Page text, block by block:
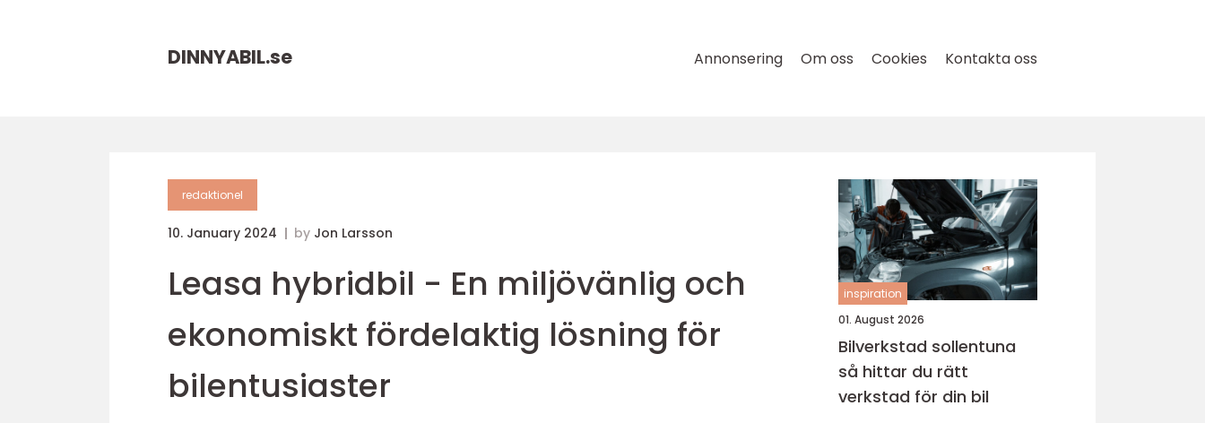
DINNYABIL.se Annonsering Om oss Cookies Kontakta oss
redaktionel
10. January 2024 by Jon Larsson
Leasa hybridbil - En miljövänlig och
ekonomiskt fördelaktig lösning för
bilentusiaster
inspiration
01. August 2026
Bilverkstad sollentuna
så hittar du rätt
verkstad för din bil